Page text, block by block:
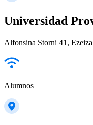
Universidad
Alfonsina Storni 41, Ezeiza
Alumnos